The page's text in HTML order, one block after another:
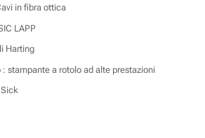
in fibra ottica
LAPP
Harting
: stampante a rotolo ad alte prestazioni